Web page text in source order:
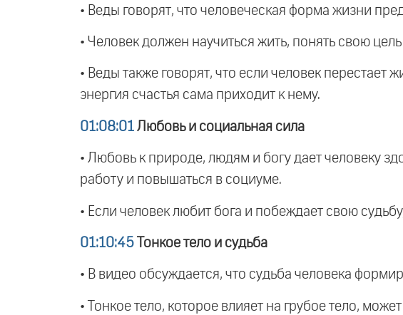
• Веды говорят, что человеческая форма жизни
• Человек должен научиться жить, понять свою
• Веды также говорят, что если человек перестает
энергия счастья сама приходит к нему.
01:08:01 Любовь и социальная сила
• Любовь к природе, людям и богу дает человеку
работу и повышаться в социуме.
• Если человек любит бога и побеждает свою
01:10:45 Тонкое тело и судьба
• В видео обсуждается, что судьба человека
• Тонкое тело, которое влияет на грубое тело,